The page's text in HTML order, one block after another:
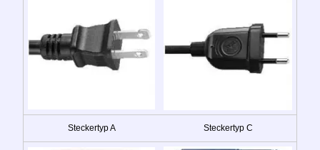
Steckertyp A Steckertyp C